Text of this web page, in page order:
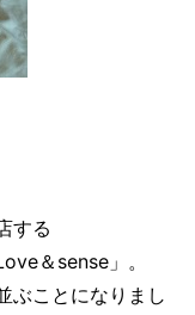
する
＆sense」。
ぶことになりまし